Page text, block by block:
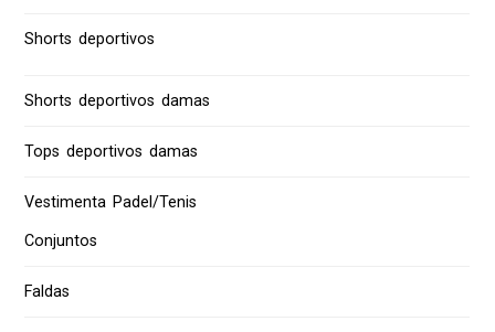
Shorts deportivos
Shorts deportivos damas
Tops deportivos damas
Vestimenta Padel/Tenis
Conjuntos
Faldas